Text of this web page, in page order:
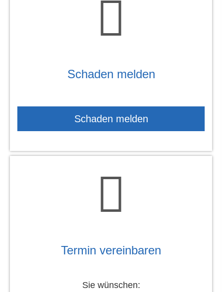
Schaden melden
Schaden melden
Termin ver­ein­baren
Sie wün­schen: